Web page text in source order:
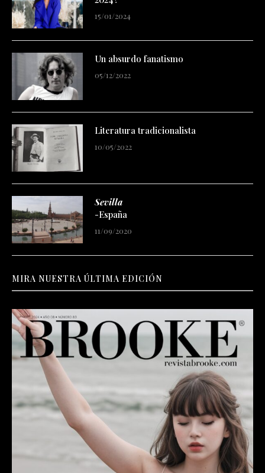
15/01/2024
Un absurdo fanatismo
05/12/2022
Literatura tradicionalista
10/05/2022
Sevilla
-España
11/09/2020
MIRA NUESTRA ÚLTIMA EDICIÓN